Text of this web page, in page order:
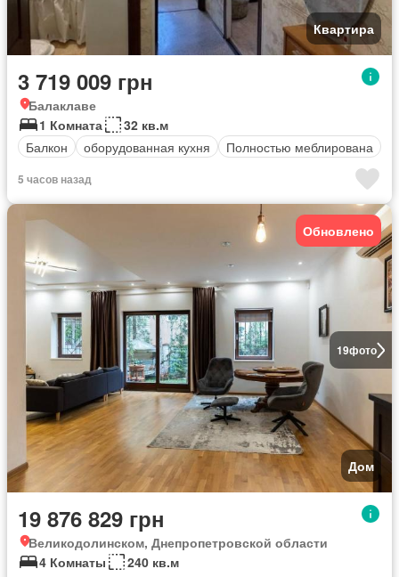
Квартира
3 719 009 грн
Балаклаве
1 Комната
32 кв.м
Балкон
оборудованная кухня Полностью меблирована
5 часов назад
19фото
Обновлено
Дом
19 876 829 грн
Великодолинском, Днепропетровской области
4 Комнаты
240 кв.м